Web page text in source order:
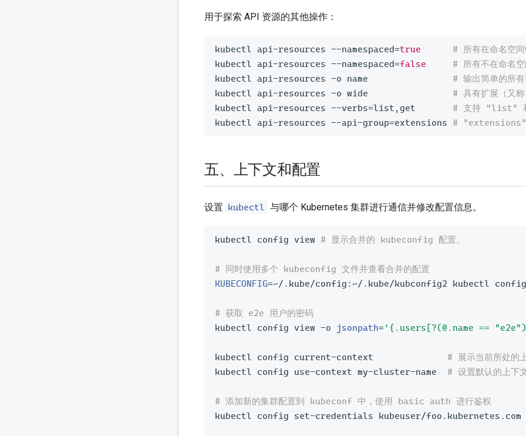
用于探索 API 资源的其他操作：
kubectl api-resources --namespaced=true
# 所有在命名空
kubectl api-resources --namespaced=false
# 所有不在命名
kubectl api-resources -o name # 输出简单的所
kubectl api-resources -o wide # 具有扩展（又
kubectl api-resources --verbs=list,get # 支持 "list" 和
kubectl api-resources --api-group=extensions # "extensions"
五、上下文和配置
设置 kubectl 与哪个 Kubernetes 集群进行通信并修改配置信息。
kubectl config view # 显示合并的 kubeconfig 配置。
# 同时使用多个 kubeconfig 文件并查看合并的配置
KUBECONFIG=~/.kube/config:~/.kube/kubconfig2 kubectl
# 获取 e2e 用户的密码
kubectl config view -o jsonpath='{.users[?(@.name ==
kubectl config current-context # 展示当前所处的
kubectl config use-context my-cluster-name # 设置默认的上
# 添加新的集群配置到 kubeconf 中，使用 basic auth 进行鉴权
kubectl config set-credentials kubeuser/foo.kubernetes.com